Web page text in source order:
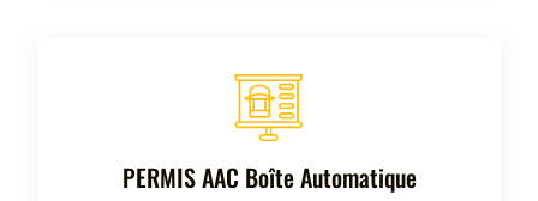
PERMIS AAC Boîte Automatique